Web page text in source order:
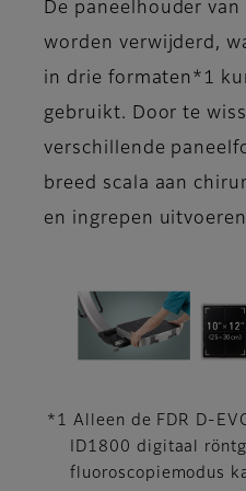
De paneelhouder
worden verwijderd,
in drie formaten*1
gebruikt. Door te
verschillende
breed scala aan
en ingrepen
*1 Alleen de FDR D-
ID1800 digitaal
fluoroscopiemodus